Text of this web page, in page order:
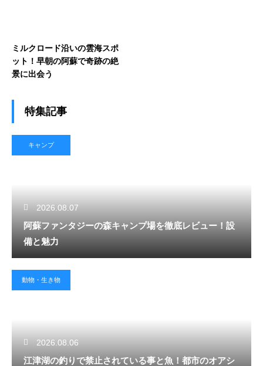
ミルクロード沿いの雲海スポ
ット！早朝の阿蘇で奇跡の絶
景に出会う
特集記事
キャンプ
2026.08.07
阿蘇ファンタジーの森キャンプ場を徹底レビュー！設
備と魅力
動物・生き物
2026.08.06
江津湖の釣りで禁止されている事と魚！都市のオアシ